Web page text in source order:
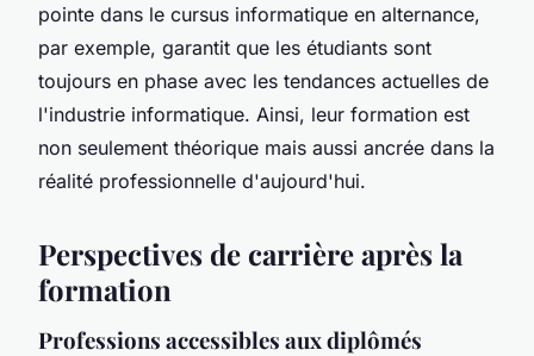
pointe dans le cursus informatique en alternance,
par exemple, garantit que les étudiants sont
toujours en phase avec les tendances actuelles de
l'industrie informatique. Ainsi, leur formation est
non seulement théorique mais aussi ancrée dans la
réalité professionnelle d'aujourd'hui.
Perspectives de carrière après la
formation
Professions accessibles aux diplômés